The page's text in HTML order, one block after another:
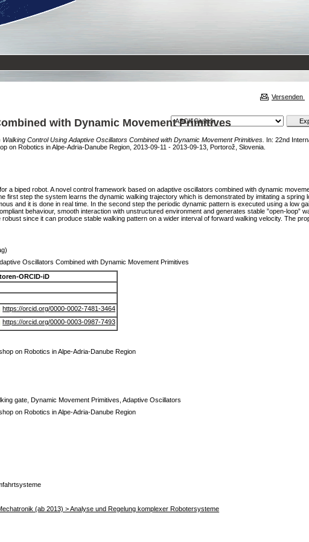
Versenden
with Dynamic Movement Primitives
Walking Control Using Adaptive Oscillators Combined with Dynamic Movement Primitives. In: 22nd
on Robotics in Alpe-Adria-Danube Region, 2013-09-11 - 2013-09-13, Portorož, Slovenia.
a biped robot. A novel control framework based on adaptive oscillators combined with dynamic
step the system learns the dynamic walking trajectory which is demonstrated by imitating a spring
and it is done in real time. In the second step the periodic dynamic pattern is executed using a low
behaviour, smooth interaction with unstructured environment and generates stable ”open-loop”
since it can produce stable walking pattern on a wider interval of forward walking velocity. The
Oscillators Combined with Dynamic Movement Primitives
ORCID-iD
https://orcid.org/0000-0002-7481-3464
https://orcid.org/0000-0003-0987-7493
on Robotics in Alpe-Adria-Danube Region
gate, Dynamic Movement Primitives, Adaptive Oscillators
on Robotics in Alpe-Adria-Danube Region
(ab 2013) > Analyse und Regelung komplexer Robotersysteme